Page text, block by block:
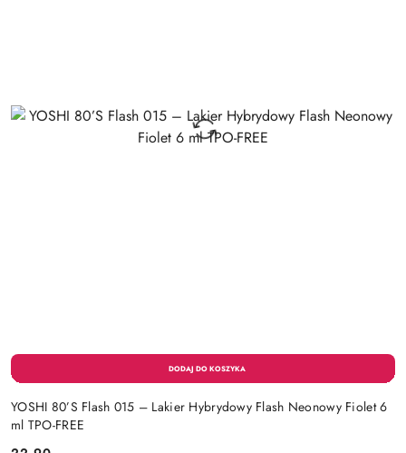
YOSHI 80’S Flash 015 – Lakier Hybrydowy Flash Neonowy Fiolet 6
ml TPO-FREE